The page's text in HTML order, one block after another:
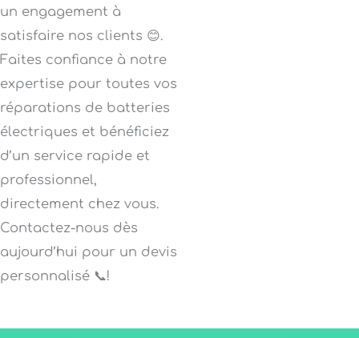
un engagement à
satisfaire nos clients 😊.
Faites confiance à notre
expertise pour toutes vos
réparations de batteries
électriques et bénéficiez
d’un service rapide et
professionnel,
directement chez vous.
Contactez-nous dès
aujourd’hui pour un devis
personnalisé 📞!